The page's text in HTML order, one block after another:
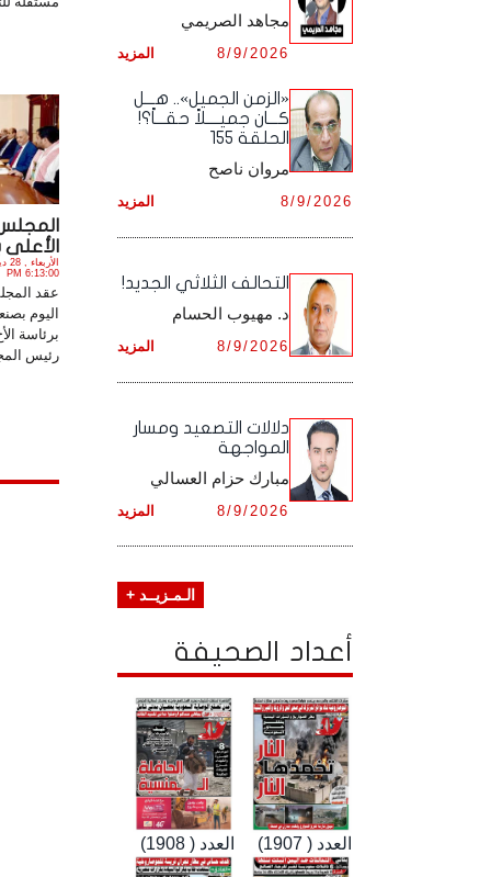
الأعلى
6:13:00 PM
عقد
اليوم
برئاسة
رئيس
أرشيف شهر ديـسـمـبـر ,
أرشيف شهر نـوفـمـبـر ,
مجاهد الصريمي
المزيد 8/9/2026
«الزمن الجميل».. هـــل
كـــان جميــــلاً حقـــاً؟!
الحلقة 155
مروان ناصح
المزيد 8/9/2026
التحالف الثلاثي الجديد!
د. مهيوب الحسام
المزيد 8/9/2026
دلالات التصعيد ومسار
المواجهة
مبارك حزام العسالي
المزيد 8/9/2026
الـمـزيــد +
أعداد الصحيفة
العدد ( 1908) العدد ( 1907)